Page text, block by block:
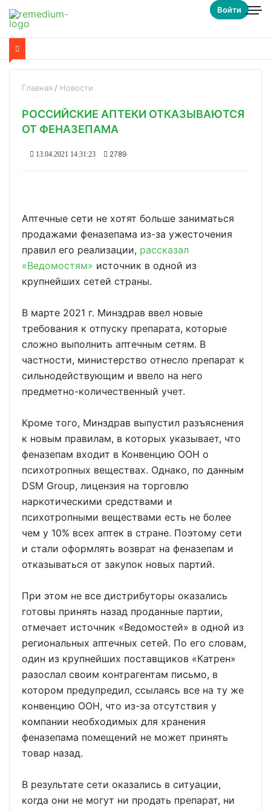
Войти
Главная Новости
РОССИЙСКИЕ АПТЕКИ ОТКАЗЫВАЮТСЯ
ОТ ФЕНАЗЕПАМА
13.04.2021 14:31:23 2789
Аптечные сети не хотят больше заниматься
продажами феназепама из-за ужесточения
правил его реализации, рассказал
«Ведомостям» источник в одной из
крупнейших сетей страны.
В марте 2021 г. Минздрав ввел новые
требования к отпуску препарата, которые
сложно выполнить аптечным сетям. В
частности, министерство отнесло препарат к
сильнодействующим и ввело на него
предметно-количественный учет.
Кроме того, Минздрав выпустил разъяснения
к новым правилам, в которых указывает, что
феназепам входит в Конвенцию ООН о
психотропных веществах. Однако, по данным
DSM Group, лицензия на торговлю
наркотическими средствами и
психотропными веществами есть не более
чем у 10% всех аптек в стране. Поэтому сети
и стали оформлять возврат на феназепам и
отказываться от закупок новых партий.
При этом не все дистрибуторы оказались
готовы принять назад проданные партии,
отмечает источник «Ведомостей» в одной из
региональных аптечных сетей. По его словам,
один из крупнейших поставщиков «Катрен»
разослал своим контрагентам письмо, в
котором предупредил, ссылаясь все на ту же
конвенцию ООН, что из-за отсутствия у
компании необходимых для хранения
феназепама помещений не может принять
товар назад.
В результате сети оказались в ситуации,
когда они не могут ни продать препарат, ни